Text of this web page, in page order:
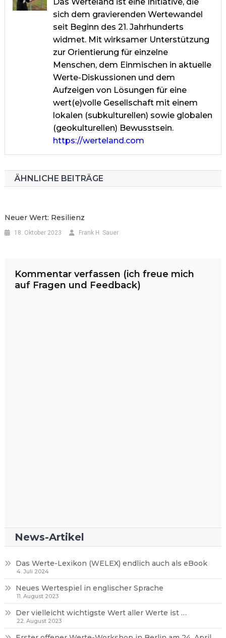
sich dem gravierenden Wertewandel
seit Beginn des 21. Jahrhunderts
widmet. Mit wirksamer Unterstützung
zur Orientierung für einzelne
Menschen, dem Einmischen in aktuelle
Werte-Diskussionen und dem
Aufzeigen von Lösungen für eine
wert(e)volle Gesellschaft mit einem
lokalen (subkulturellen) sowie globalen
(geokulturellen) Bewusstsein.
https://werteland.com
ÄHNLICHE BEITRÄGE
Neuer Wert: Resilienz
18. Oktober 2023 Frank H. Sauer
Kommentar verfassen (ich freue mich
auf Fragen und Feedback)
News-Artikel
Das Werte-Lexikon (WELEX) endlich auch als eBook
4. Juli 2024
Neues Wertespiel in englischer Sprache
11. August 2023
Der vielleicht wichtigste Wert aller Werte ist …
22. August 2023